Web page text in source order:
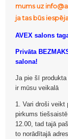
mums uz
ja tas būs
AVEX salons
Privāta
salona!
Ja pie šī
ir mūsu veikalā
1. Vari droši veikt
pirkums
12.00, tad tajā
to norādītajā